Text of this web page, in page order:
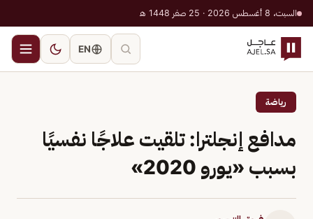
السبت، 8 أغسطس 2026 · 25 صفر 1448 هـ
EN
رياضة
مدافع إنجلترا: تلقيت علاجًا نفسيًا
بسبب «يورو 2020»